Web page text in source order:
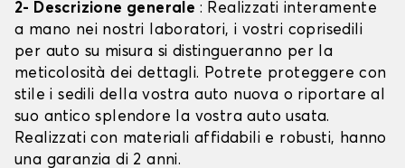
2- Descrizione generale : Realizzati interamente
a mano nei nostri laboratori, i vostri coprisedili
per auto su misura si distingueranno per la
meticolosità dei dettagli. Potrete proteggere con
stile i sedili della vostra auto nuova o riportare al
suo antico splendore la vostra auto usata.
Realizzati con materiali affidabili e robusti, hanno
una garanzia di 2 anni.